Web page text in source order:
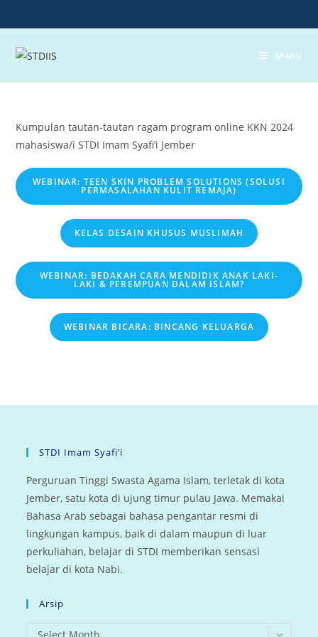
to
content
Menu
Kumpulan tautan-tautan ragam program online KKN 2024
mahasiswa/i STDI Imam Syafi’i Jember
WEBINAR: TEEN SKIN PROBLEM SOLUTIONS (SOLUSI
PERMASALAHAN KULIT REMAJA)
KELAS DESAIN KHUSUS MUSLIMAH
WEBINAR: BEDAKAH CARA MENDIDIK ANAK LAKI-
LAKI & PEREMPUAN DALAM ISLAM?
WEBINAR BICARA: BINCANG KELUARGA
STDI Imam Syafi’i
Perguruan Tinggi Swasta Agama Islam, terletak di kota
Jember, satu kota di ujung timur pulau Jawa. Memakai
Bahasa Arab sebagai bahasa pengantar resmi di
lingkungan kampus, baik di dalam maupun di luar
perkuliahan, belajar di STDI memberikan sensasi
belajar di kota Nabi.
Arsip
arsip